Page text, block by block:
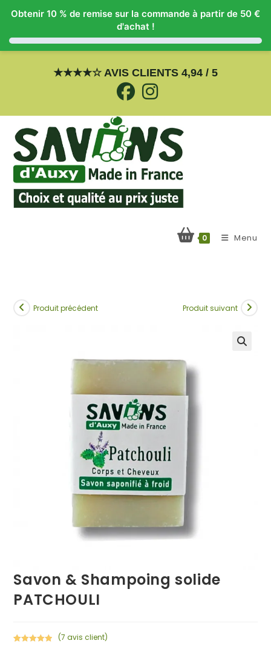
Obtenir 10 % de remise sur la commande à partir de 50 €
d'achat !
★★★★☆ AVIS CLIENTS 4,94 / 5
0 Menu
Produit précédent Produit suivant
Savon & Shampoing solide
PATCHOULI
(7 avis client)